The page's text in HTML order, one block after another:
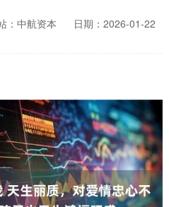
：中航资本
日期：2026-01-22